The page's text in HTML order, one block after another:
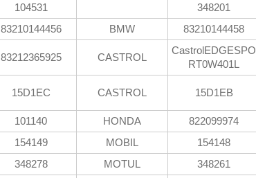
104531
348201
83210144456 BMW 83210144458
83212365925 CASTROL
CastrolEDGESPO
RT0W401L
15D1EC CASTROL 15D1EB
101140 HONDA
822099974
154149 MOBIL
154148
348278 MOTUL
348261